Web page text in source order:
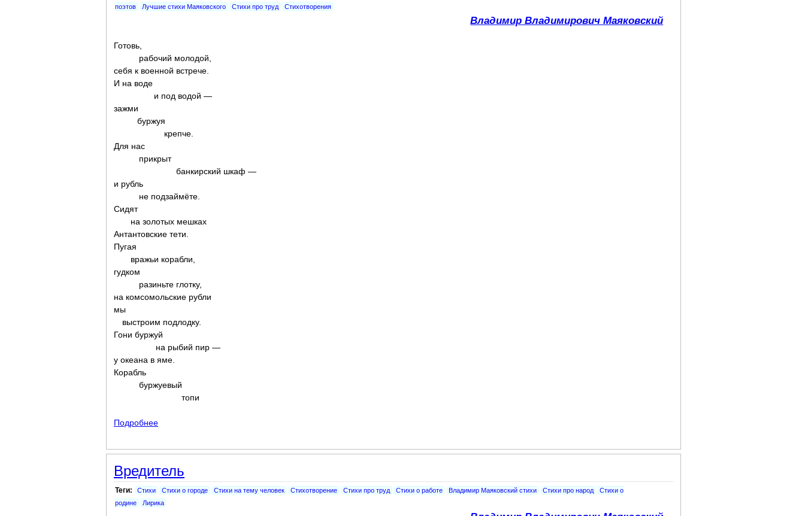
поэтов
Лучшие стихи Маяковского Стихи про труд Стихотворения
Владимир Владимирович Маяковский
Готовь,
рабочий молодой,
себя к военной встрече.
И на воде
и под водой —
зажми
буржуя
крепче.
Для нас
прикрыт
банкирский шкаф —
и рубль
не подзаймёте.
Сидят
на золотых мешках
Антантовские тети.
Пугая
вражьи корабли,
гудком
разиньте глотку,
на комсомольские рубли
мы
выстроим подлодку.
Гони буржуй
на рыбий пир —
у океана в яме.
Корабль
буржуевый
топи
Подробнее
Вредитель
Теги: Стихи Стихи о городе Стихи на тему человек Стихотворение Стихи про труд Стихи о работе Владимир Маяковский стихи Стихи про народ
Стихи о
родине
Лирика